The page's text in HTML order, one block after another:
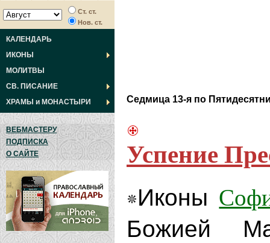
Ст. ст.
Нов. ст.
КАЛЕНДАРЬ
ИКОНЫ
МОЛИТВЫ
СВ. ПИСАНИЕ
ХРАМЫ и МОНАСТЫРИ
ВЕБМАСТЕРУ
ПОДПИСКА
О САЙТЕ
Седмица 13-я по
Успение
Иконы
Божией